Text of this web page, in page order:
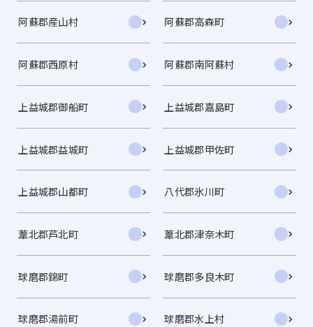
阿蘇郡産山村 阿蘇郡高森町
阿蘇郡西原村 阿蘇郡南阿蘇村
上益城郡御船町 上益城郡嘉島町
上益城郡益城町 上益城郡甲佐町
上益城郡山都町 八代郡氷川町
葦北郡芦北町 葦北郡津奈木町
球磨郡錦町 球磨郡多良木町
球磨郡湯前町 球磨郡水上村